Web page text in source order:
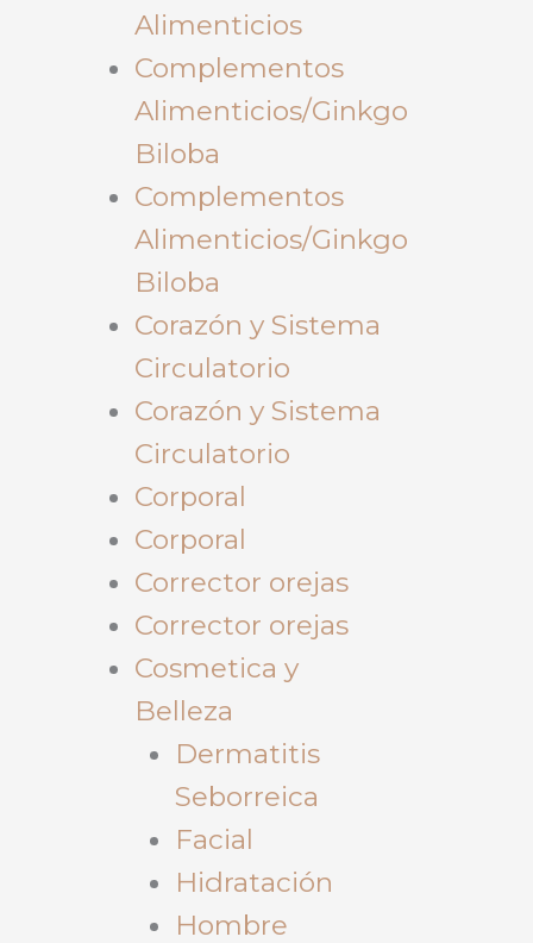
Alimenticios
Complementos
Alimenticios/Ginkgo
Biloba
Complementos
Alimenticios/Ginkgo
Biloba
Corazón y Sistema
Circulatorio
Corazón y Sistema
Circulatorio
Corporal
Corporal
Corrector orejas
Corrector orejas
Cosmetica y
Belleza
Dermatitis
Seborreica
Facial
Hidratación
Hombre